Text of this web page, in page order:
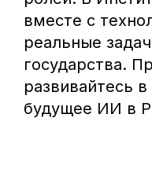
вместе с
реальные
государства.
развивайтесь
будущее ИИ в